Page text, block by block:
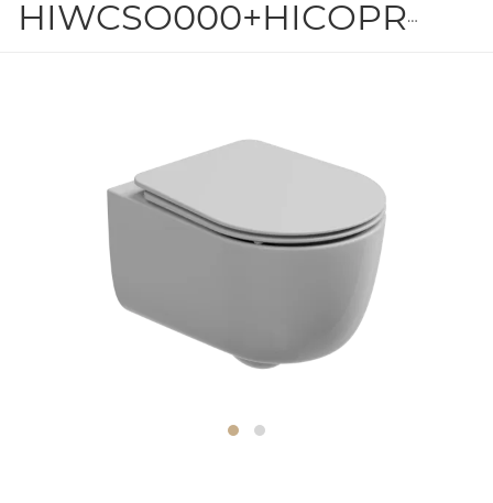
HIWCSO000+HICOPRSLTICR000+ACS40EX